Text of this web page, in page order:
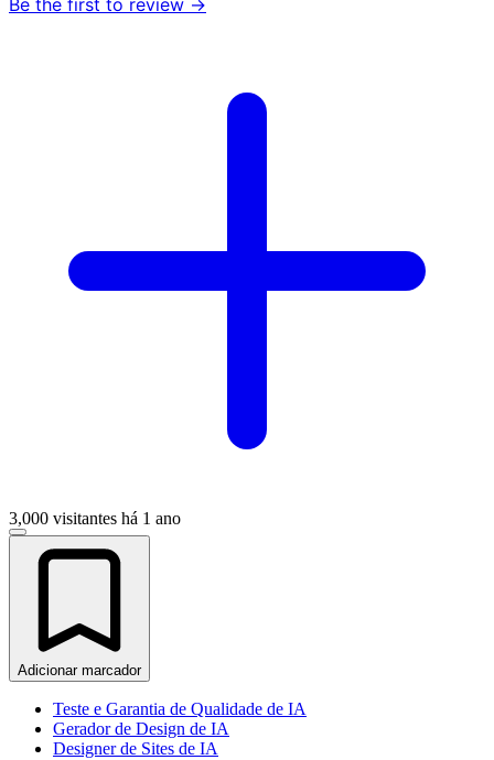
Be the first to review →
3,000 visitantes há 1 ano
Adicionar marcador
Teste e Garantia de Qualidade de IA
Gerador de Design de IA
Designer de Sites de IA